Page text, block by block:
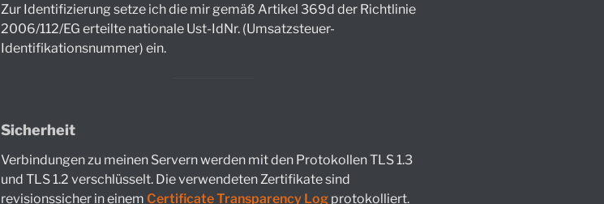
Zur Identifizierung setze ich die mir gemäß Artikel 369d der Richtlinie
2006/112/EG erteilte nationale Ust-IdNr. (Umsatzsteuer-
Identifikationsnummer) ein.
Sicherheit
Verbindungen zu meinen Servern werden mit den Protokollen TLS 1.3
und TLS 1.2 verschlüsselt. Die verwendeten Zertifikate sind
revisionssicher in einem Certificate Transparency Logprotokolliert.